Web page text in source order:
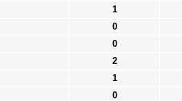
1
0
0
2
1
0